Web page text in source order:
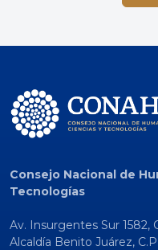
Consejo Nacional de
Tecnologías
Av. Insurgentes Sur 1582,
Alcaldía Benito Juárez,